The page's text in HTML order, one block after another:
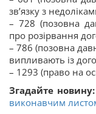
зв’язку з
– 728 (позовна
про розірвання
– 786 (позовна
випливають із
– 1293 (право на
Згадайте новину:
виконавчим